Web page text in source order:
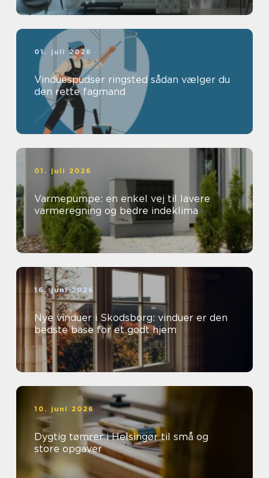
01. juli 2026
Vinduespudser ringsted sådan vælger du
den rette fagmand
01. juli 2026
Varmepumpe: en enkel vej til lavere
varmeregning og bedre indeklima
16. juni 2026
Nye vinduer i Skodsborg: vinduer er den
bedste base for et godt hjem
10. juni 2026
Dygtig tømrer i Helsingør til små og
store opgaver